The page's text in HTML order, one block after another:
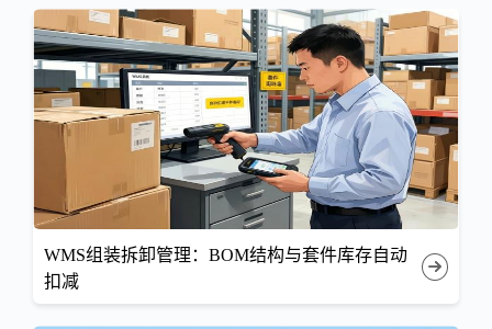
WMS组装拆卸管理：BOM结构与套件库存自动
扣减